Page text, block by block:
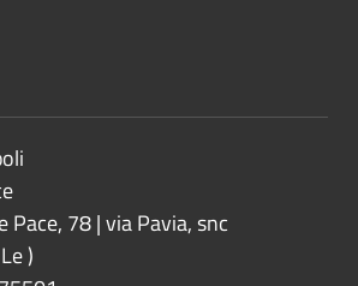
78 | via Pavia, snc
Le)